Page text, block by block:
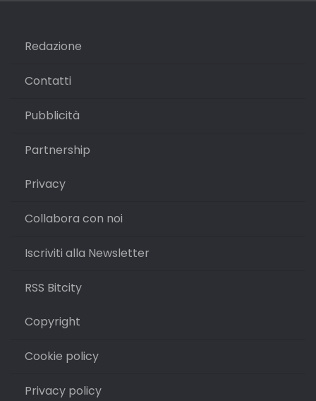
Redazione
Contatti
Pubblicità
Partnership
Privacy
Collabora con noi
Iscriviti alla Newsletter
RSS Bitcity
Copyright
Cookie policy
Privacy policy